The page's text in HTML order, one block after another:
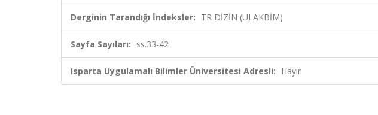
Derginin Tarandığı İndeksler: TR DİZİN (ULAKBİM)
Sayfa Sayıları: ss.33-42
Isparta Uygulamalı Bilimler Üniversitesi Adresli: Hayır